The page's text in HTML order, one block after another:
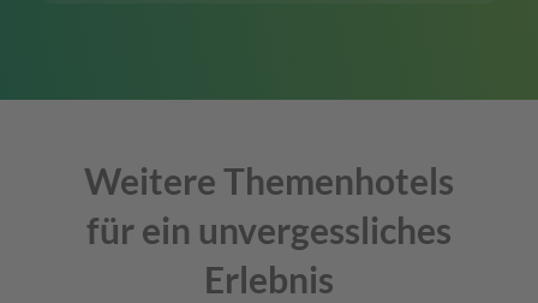
Weitere Themenhotels
für ein unvergessliches
Erlebnis